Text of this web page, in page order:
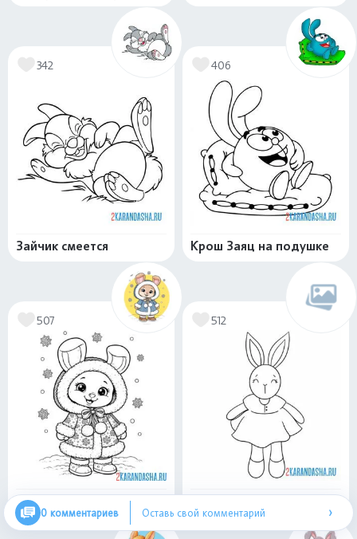
342
Зайчик смеется
406
Крош Заяц на подушке
507
Зайка в шубке
512
0 комментариев Оставь свой комментарий ›